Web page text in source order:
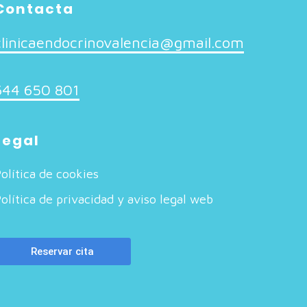
650 801
de cookies
de privacidad y aviso legal web